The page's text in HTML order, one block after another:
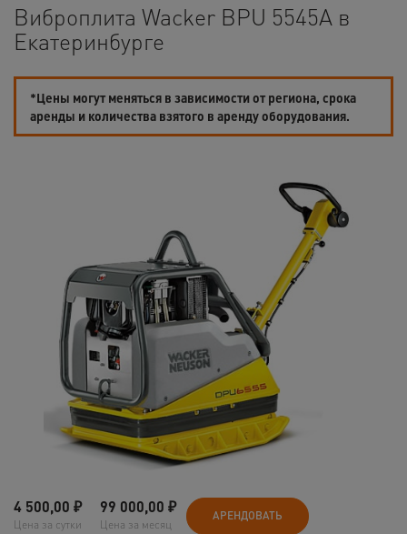
Виброплита Wacker BPU 5545A в
Екатеринбурге
*Цены могут меняться в зависимости от региона, срока
аренды и количества взятого в аренду оборудования.
4 500,00 ₽
Цена за сутки
99 000,00 ₽
Цена за месяц
АРЕНДОВАТЬ